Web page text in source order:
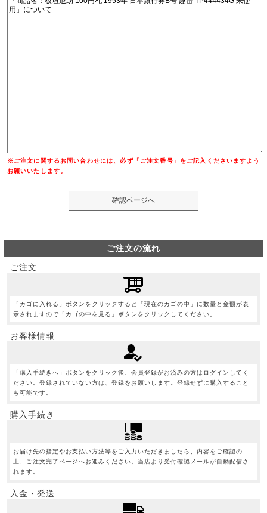
※ご注文に関するお問い合わせには、必ず「ご注文番号」をご記入くださいますよう
お願いいたします。
ご注文の流れ
ご注文
「カゴに入れる」ボタンをクリックすると「現在のカゴの中」に数量と金額が表
示されますので「カゴの中を見る」ボタンをクリックしてください。
お客様情報
「購入手続きへ」ボタンをクリック後、会員登録がお済みの方はログインしてく
ださい。登録されていない方は、登録をお願いします。登録せずに購入すること
も可能です。
購入手続き
お届け先の指定やお支払い方法等をご入力いただきましたら、内容をご確認の
上、ご注文完了ページへお進みください。当店より受付確認メールが自動配信さ
れます。
入金・発送